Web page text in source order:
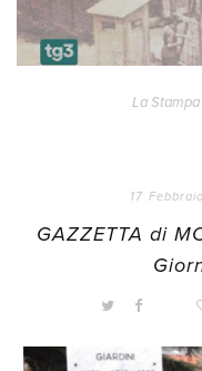
La
17
GAZZETTA di